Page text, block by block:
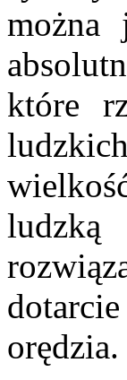
można
które
ludzką
orędzia.